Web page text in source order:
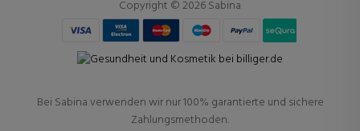
Copyright © 2026 Sabina
Bei Sabina verwenden wir nur 100% garantierte und sichere
Zahlungsmethoden.